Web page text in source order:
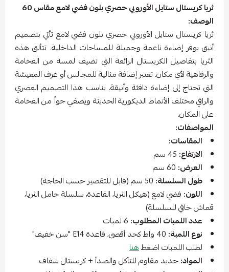
ثريا كريستال ستايل الأوروبي حصري بلون فضي لامع مقاس 60
الوصف:
ثريا كريستال ستايل الأوروبي حصري بلون فضي لامع تأتي بتصميم
أنيق يوفر إضاءة ناعمة وجميلة للمساحات الداخلية. تتألق هذه
الثريا بتفاصيل الكريستال الرائعة التي تضيف لمسة من الفخامة
والرفاهية لأي مكان. تعتبر إضافة مثالية للمجالس أو غرف المعيشة
التي تحتاج إلى إضاءة دافئة وأنيقة. يناسب هذا التصميم العصري
والراقي مختلف الأنماط الديكورية الحديثة ويضفي جواً من الفخامة
على المكان.
المواصفات:
المقاسات:
الارتفاع:
العرض:
طول السلسلة:
اللون: فضي لامع (هيكل الثريا، القاعدة، سلسلة حامل الثريا،
قماش خافي للسلسلة)
عدد اللمبات المطلوب:
نوع اللمبة:
لطلب اللمبات اضغطهنا
المواد:حديد مقاوم للتآكل والصدأ + كريستال شفاف